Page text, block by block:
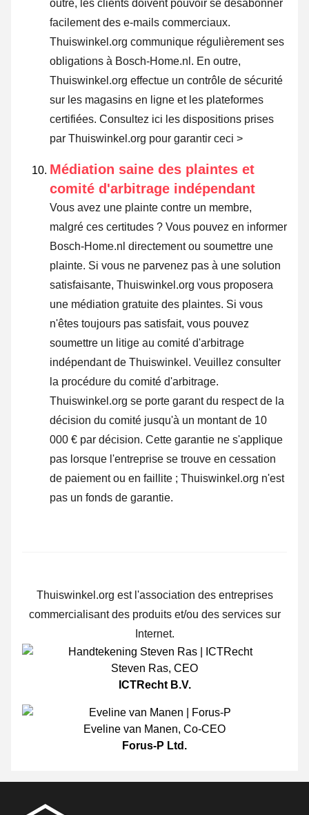
outre, les clients doivent pouvoir se désabonner
facilement des e-mails commerciaux.
Thuiswinkel.org communique régulièrement ses
obligations à Bosch-Home.nl. En outre,
Thuiswinkel.org effectue un contrôle de sécurité
sur les magasins en ligne et les plateformes
certifiées. Consultez ici les dispositions prises
par Thuiswinkel.org pour garantir ceci >
Médiation saine des plaintes et
comité d'arbitrage indépendant
Vous avez une plainte contre un membre,
malgré ces certitudes ? Vous pouvez en informer
Bosch-Home.nl directement ou soumettre une
plainte. Si vous ne parvenez pas à une solution
satisfaisante, Thuiswinkel.org vous proposera
une médiation gratuite des plaintes. Si vous
n'êtes toujours pas satisfait, vous pouvez
soumettre un litige au comité d'arbitrage
indépendant de Thuiswinkel. Veuillez consulter
la procédure du comité d'arbitrage.
Thuiswinkel.org se porte garant du respect de la
décision du comité jusqu'à un montant de 10
000 € par décision. Cette garantie ne s'applique
pas lorsque l'entreprise se trouve en cessation
de paiement ou en faillite ; Thuiswinkel.org n'est
pas un fonds de garantie.
Thuiswinkel.org est l'association des entreprises
commercialisant des produits et/ou des services sur
Internet.
Steven Ras, CEO
ICTRecht B.V.
Eveline van Manen, Co-CEO
Forus-P Ltd.